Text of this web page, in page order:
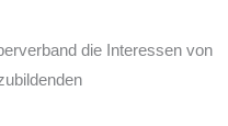
die Interessen von